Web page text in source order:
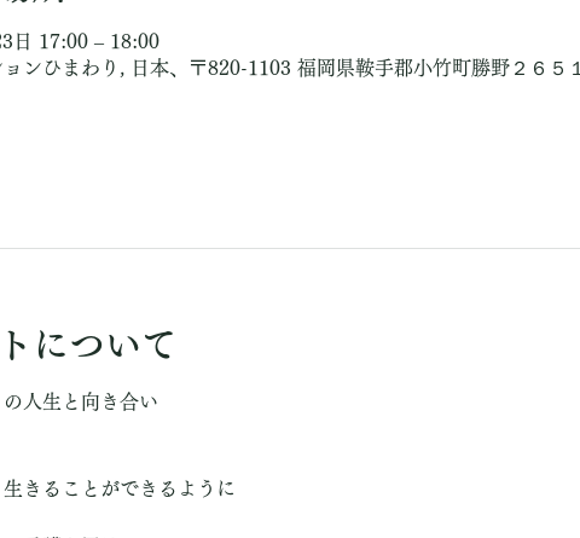
日 17:00 – 18:00
ンひまわり, 日本、〒820-1103 福岡県鞍手郡小竹町勝野２６５１
について
人生と向き合い
きることができるように